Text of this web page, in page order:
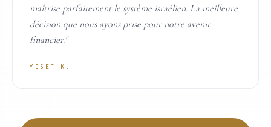
maîtrise parfaitement le système israélien. La meilleure
décision que nous ayons prise pour notre avenir
financier."
YOSEF K.